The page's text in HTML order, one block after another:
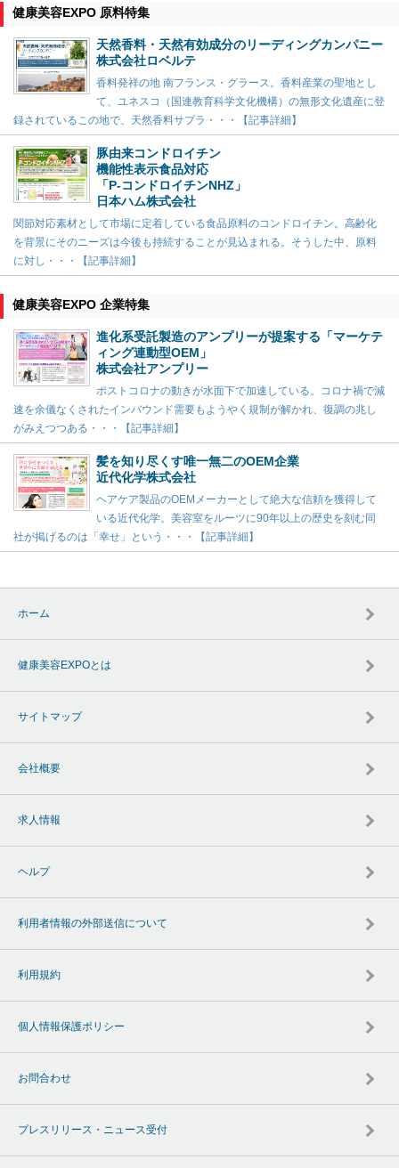
健康美容EXPO 原料特集
天然香料・天然有効成分のリーディングカンパニー
株式会社ロベルテ
香料発祥の地 南フランス・グラース。香料産業の聖地とし
て、ユネスコ（国連教育科学文化機構）の無形文化遺産に登
録されているこの地で、天然香料サプラ・・・【記事詳細】
豚由来コンドロイチン
機能性表示食品対応
「P-コンドロイチンNHZ」
日本ハム株式会社
関節対応素材として市場に定着している食品原料のコンドロイチン。高齢化
を背景にそのニーズは今後も持続することが見込まれる。そうした中、原料
に対し・・・【記事詳細】
健康美容EXPO 企業特集
進化系受託製造のアンプリーが提案する「マーケテ
ィング連動型OEM」
株式会社アンプリー
ポストコロナの動きが水面下で加速している。コロナ禍で減
速を余儀なくされたインバウンド需要もようやく規制が解かれ、復調の兆し
がみえつつある・・・【記事詳細】
髪を知り尽くす唯一無二のOEM企業
近代化学株式会社
ヘアケア製品のOEMメーカーとして絶大な信頼を獲得して
いる近代化学。美容室をルーツに90年以上の歴史を刻む同
社が掲げるのは「幸せ」という・・・【記事詳細】
ホーム
健康美容EXPOとは
サイトマップ
会社概要
求人情報
ヘルプ
利用者情報の外部送信について
利用規約
個人情報保護ポリシー
お問合わせ
プレスリリース・ニュース受付